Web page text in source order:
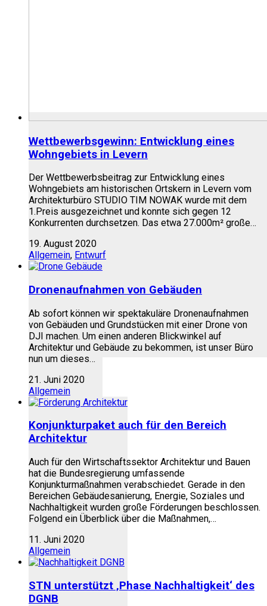
Wettbewerbsgewinn: Entwicklung eines
Wohngebiets in Levern
Der Wettbewerbsbeitrag zur Entwicklung eines
Wohngebiets am historischen Ortskern in Levern vom
Architekturbüro STUDIO TIM NOWAK wurde mit dem
1.Preis ausgezeichnet und konnte sich gegen 12
Konkurrenten durchsetzen. Das etwa 27.000m² große…
19. August 2020
Allgemein, Entwurf
Dronenaufnahmen von Gebäuden
Ab sofort können wir spektakuläre Dronenaufnahmen
von Gebäuden und Grundstücken mit einer Drone von
DJI machen. Um einen anderen Blickwinkel auf
Architektur und Gebäude zu bekommen, ist unser Büro
nun um dieses…
21. Juni 2020
Allgemein
Konjunkturpaket auch für den Bereich
Architektur
Auch für den Wirtschaftssektor Architektur und Bauen
hat die Bundesregierung umfassende
Konjunkturmaßnahmen verabschiedet. Gerade in den
Bereichen Gebäudesanierung, Energie, Soziales und
Nachhaltigkeit wurden große Förderungen beschlossen.
Folgend ein Überblick über die Maßnahmen,…
11. Juni 2020
Allgemein
STN unterstützt ‚Phase Nachhaltigkeit‘ des
DGNB